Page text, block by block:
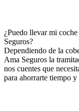
¿Puedo llevar mi
Seguros?
Dependiendo de la
Ama Seguros la
nos cuentes que
para ahorrarte tiempo y